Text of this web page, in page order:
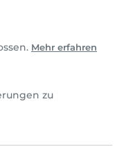
Mehr erfahren
zu